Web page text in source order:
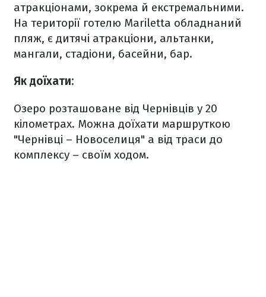
атракціонами, зокрема й екстремальними.
На території готелю Mariletta обладнаний
пляж, є дитячі атракціони, альтанки,
мангали, стадіони, басейни, бар.
Як доїхати:
Озеро розташоване від Чернівців у 20
кілометрах. Можна доїхати маршруткою
"Чернівці – Новоселиця" а від траси до
комплексу – своїм ходом.